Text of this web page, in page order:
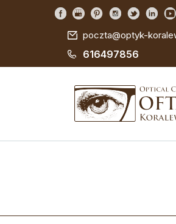
poczta@optyk-
616497856